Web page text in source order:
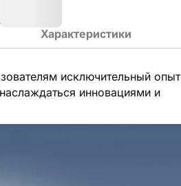
Характеристики
исключительный опыт
инновациями и